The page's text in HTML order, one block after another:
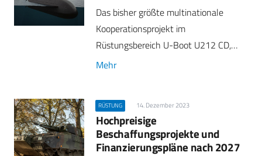
Das bisher größte multinationale
Kooperationsprojekt im
Rüstungsbereich U-Boot U212 CD,…
Mehr
RÜSTUNG 14. Dezember 2023
Hochpreisige
Beschaffungsprojekte und
Finanzierungspläne nach 2027